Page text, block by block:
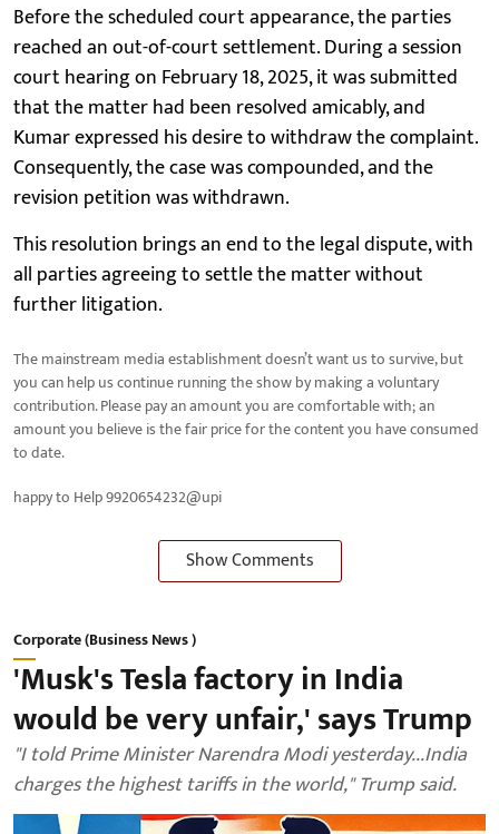
Before the scheduled court appearance, the parties
reached an out-of-court settlement. During a session
court hearing on February 18, 2025, it was submitted
that the matter had been resolved amicably, and
Kumar expressed his desire to withdraw the complaint.
Consequently, the case was compounded, and the
revision petition was withdrawn.
This resolution brings an end to the legal dispute, with
all parties agreeing to settle the matter without
further litigation.
The mainstream media establishment doesn’t want us to survive, but
you can help us continue running the show by making a voluntary
contribution. Please pay an amount you are comfortable with; an
amount you believe is the fair price for the content you have consumed
to date.
happy to Help 9920654232@upi
Show Comments
Corporate (Business News )
'Musk's Tesla factory in India
would be very unfair,' says Trump
"I told Prime Minister Narendra Modi yesterday...India
charges the highest tariffs in the world," Trump said.